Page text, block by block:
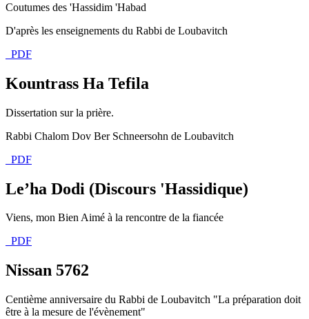
Coutumes des 'Hassidim 'Habad
D'après les enseignements du Rabbi de Loubavitch
PDF
Kountrass Ha Tefila
Dissertation sur la prière.
Rabbi Chalom Dov Ber Schneersohn de Loubavitch
PDF
Le’ha Dodi (Discours 'Hassidique)
Viens, mon Bien Aimé à la rencontre de la fiancée
PDF
Nissan 5762
Centième anniversaire du Rabbi de Loubavitch "La préparation doit
être à la mesure de l'évènement"